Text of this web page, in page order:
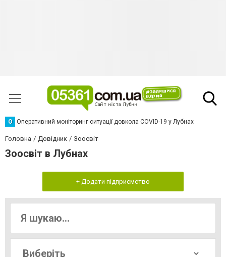
О Оперативний моніторинг ситуації довкола COVID-19 у Лубнах
Головна Довідник Зоосвіт
Зоосвіт в Лубнах
+ Додати підприємство